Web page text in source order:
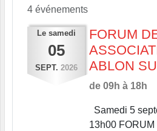
4 événements
Le samedi
05
SEPT. 2026
FORUM
ABLON
de 09h à 18h
Samedi 5
13h00 FORUM